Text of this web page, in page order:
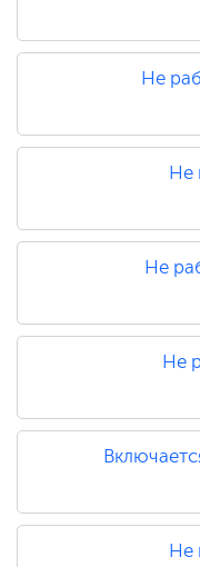
Не
Не
Не
Не
Не